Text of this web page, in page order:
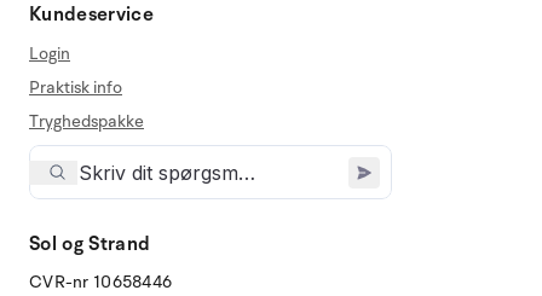
Kundeservice
Login
Praktisk info
Tryghedspakke
Sol og Strand
CVR-nr 10658446